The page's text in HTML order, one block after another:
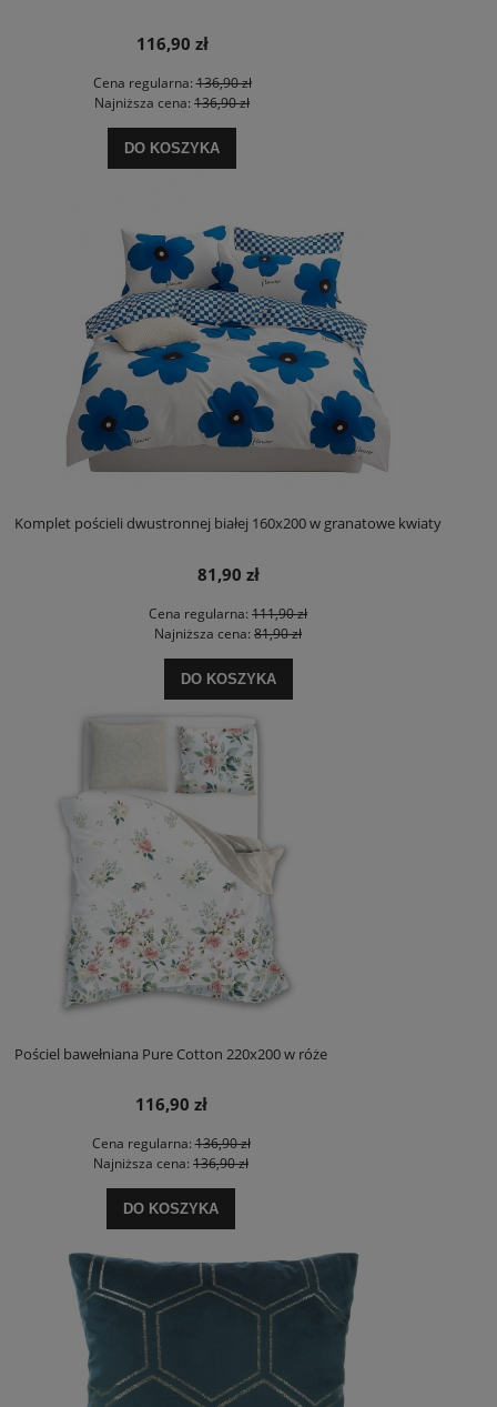
116,90 zł
Cena regularna:136,90 zł
Najniższa cena: 136,90 zł
DO KOSZYKA
Komplet pościeli dwustronnej białej 160x200 w granatowe kwiaty
81,90 zł
Cena regularna: 111,90 zł
Najniższa cena: 81,90 zł
DO KOSZYKA
Pościel bawełniana Pure Cotton 220x200 w róże
116,90 zł
Cena regularna:136,90 zł
Najniższa cena: 136,90 zł
DO KOSZYKA